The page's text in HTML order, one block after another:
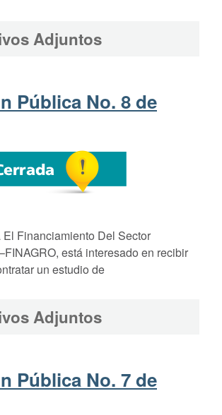
Adjuntos
Pública No. 8 de
El Financiamiento Del Sector
está interesado en recibir
un estudio de
Adjuntos
Pública No. 7 de